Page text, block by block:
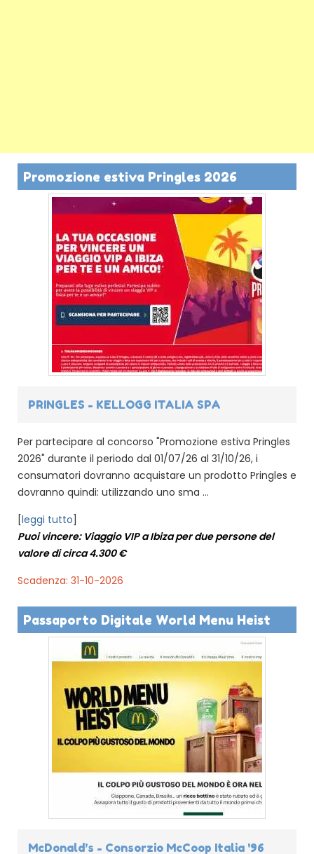
Promozione estiva Pringles 2026
PRINGLES - KELLOGG ITALIA SPA
Per partecipare al concorso "Promozione estiva Pringles
2026" durante il periodo dal 01/07/26 al 31/10/26, i
consumatori dovranno acquistare un prodotto Pringles e
dovranno quindi: utilizzando uno sma ...
[leggi tutto]
Puoi vincere: Viaggio VIP a Ibiza per due persone del
valore di circa 4.300 €
Scadenza: 31-10-2026
Passaporto Digitale World Menu Heist
McDonald’s - Consorzio McCoop Italia '96